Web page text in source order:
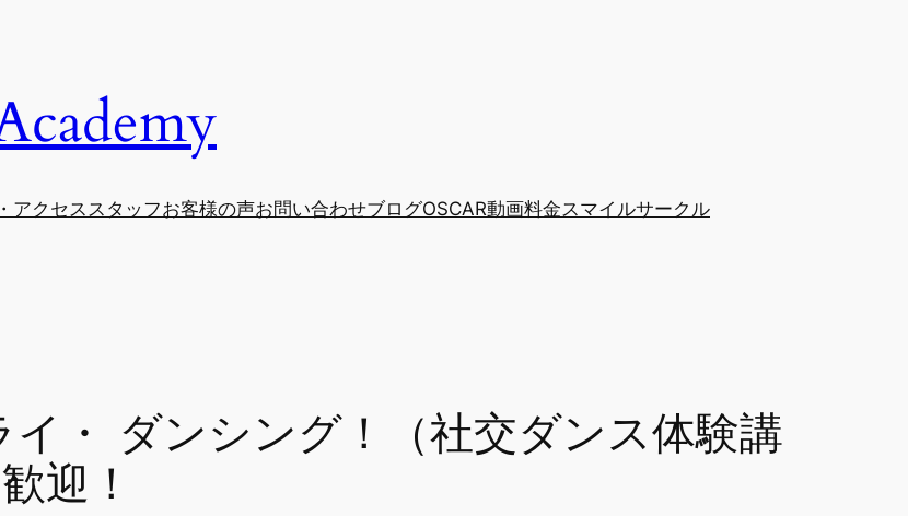
アクセススタッフお客様の声お問い合わせブログOSCAR動画料金スマイルサークル
・ ダンシング！（社交ダンス体験講
迎！